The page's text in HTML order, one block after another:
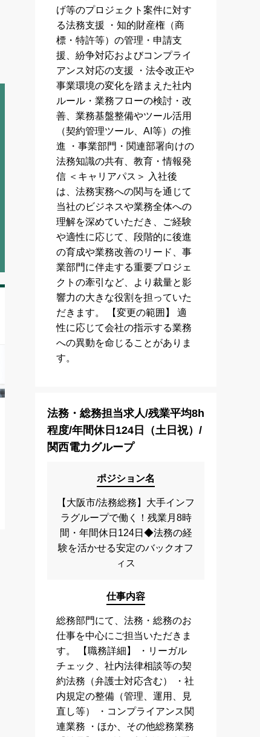
げ等のプロジェクト案件に対す
る法務支援 ・知的財産権（商
標・特許等）の管理・申請支
援、紛争対応およびコンプライ
アンス対応の支援 ・法令改正や
事業環境の変化を踏まえた社内
ルール・業務フローの検討・改
善、業務基盤整備やツール活用
（契約管理ツール、AI等）の推
進 ・事業部門・関連部署向けの
法務知識の共有、教育・情報発
信 ＜キャリアパス＞ 入社後
は、法務実務への関与を通じて
当社のビジネスや業務全体への
理解を深めていただき、ご経験
や適性に応じて、段階的に後進
の育成や業務改善のリード、事
業部門に伴走する重要プロジェ
クトの牽引など、より裁量と影
響力の大きな役割を担っていた
だきます。 【変更の範囲】 適
性に応じて会社の指示する業務
への異動を命じることがありま
す。
法務・総務担当求人/残業平均8h
程度/年間休日124日（土日祝）/
関西電力グループ
ポジション名
【大阪市/法務総務】大手インフ
ラグループで働く！残業月8時
間・年間休日124日◆法務の経
験を活かせる安定のバックオフ
ィス
仕事内容
総務部門にて、法務・総務のお
仕事を中心にご担当いただきま
す。 【職務詳細】 ・リーガル
チェック、社内法律相談等の契
約法務（弁護士対応含む） ・社
内規定の整備（管理、運用、見
直し等） ・コンプライアンス関
連業務 ・ほか、その他総務業務